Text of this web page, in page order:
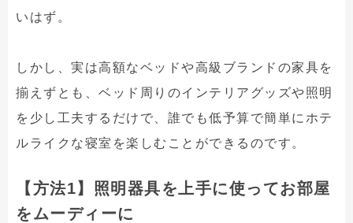
いはず。
しかし、実は高額なベッドや高級ブランドの家具を
揃えずとも、ベッド周りのインテリアグッズや照明
を少し工夫するだけで、誰でも低予算で簡単にホテ
ルライクな寝室を楽しむことができるのです。
【方法1】照明器具を上手に使ってお部屋
をムーディーに